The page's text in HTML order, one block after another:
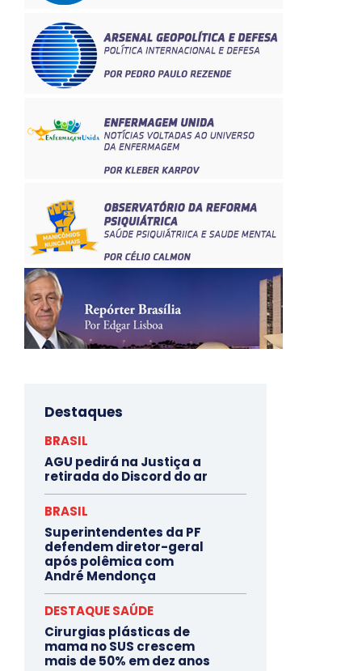
Destaques
BRASIL
AGU pedirá na Justiça a
retirada do Discord do ar
BRASIL
Superintendentes da PF
defendem diretor-geral
após polêmica com
André Mendonça
DESTAQUE SAÚDE
Cirurgias plásticas de
mama no SUS crescem
mais de 50% em dez anos